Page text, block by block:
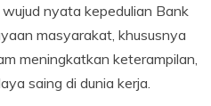
nyata kepedulian Bank
masyarakat, khususnya
meningkatkan keterampilan,
saing di dunia kerja.